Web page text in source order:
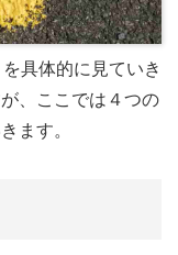
具体的に見ていき
、ここでは４つの
ます。